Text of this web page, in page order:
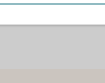
Om
order